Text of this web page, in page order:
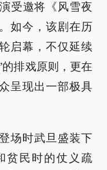
受邀将《风雪夜
如今，该剧在历
启幕，不仅延续
排戏原则，更在
呈现出一部极具
场时武旦盛装下
贫民时的仗义疏